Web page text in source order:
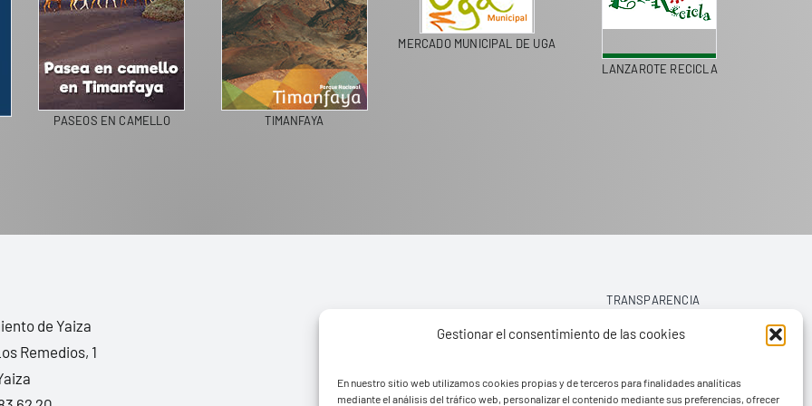
Gestionar el consentimiento de las cookies
En nuestro sitio web utilizamos cookies propias y de terceros para finalidades analíticas
mediante el análisis del tráfico web, personalizar el contenido mediante sus preferencias, ofrecer
DE UGA
LANZAROTE RECICLA
COLEGIOS DE LA BIOSFERA
de Yaiza
Remedios, 1
TRANSPARENCIA
AVISO LEGAL
POLÍTICA DE PRIVACIDAD